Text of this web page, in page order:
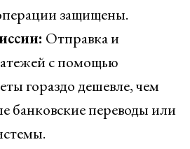
защищены.
Отправка и
с помощью
гораздо дешевле, чем
банковские переводы или